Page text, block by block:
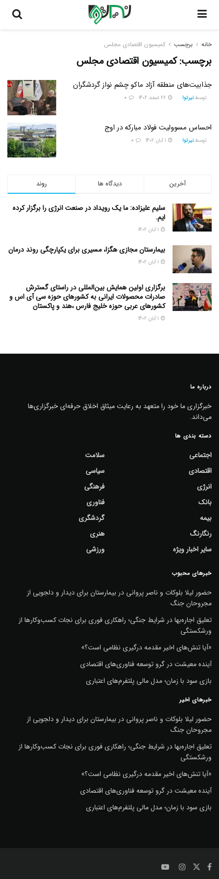
خانه برچسب کمیسیون اقتصادی مجلس
برچسب:کمیسیون اقتصادی مجلس
جذابیت‌های منطقه آزاد ماکو چشم نواز گردشگران
توسط نیرتوا
احساس مسوولیت فولاد مبارکه در اوج
توسط نیرتوا
روند دیدگاه ها آخرین
سلیم علیزاده: ما یک رویداد در صنعت انرژی را برگزار کرده
ایم.
بیمارستان مجازی هگزا، مسیری برای یکپارچگی روند درمان
برگزاری اولین همایش بین‌المللی در راستای گسترش
صادرات محصولات ایرانی به کشورهای حوزه سی آی اس و
کشورهای عربی حوزه خلیج فارس ،هند و پاکستان
درباره ما
خبرگزاری ما خود را متعهد به رعایت میثاق اخلاق حرفه‌ای خبرگزاری‌ها
می‌داند.
دسته بندی ها
اجتماعی
اقتصادی
انرژی
بانک
بیمه
رنگارنگ
سایر اخبار ویژه
سلامت
سیاسی
فرهنگی
فناوری
گردشگری
هنری
ورزشی
خبرهای محبوب
حضور لیلا بلوکات و ناصر پروانی در بیمارستان برای دیدار و دلجویی از
مجروحان جنگ
تعلیق اجاره‌بها در شرایط جنگی؛ راهکاری فوری برای نجات کسب‌وکارها از
ورشکستگی
«آیا تنش‌های اخیر مقدمه درگیری نظامی است؟»
آینده معیشت در گرو توسعه فناوری‌های اقتصادی
بازی سود با زمان؛ مدل مالی پلتفرم‌های اعتباری
خبرهای اخیر
حضور لیلا بلوکات و ناصر پروانی در بیمارستان برای دیدار و دلجویی از
مجروحان جنگ
تعلیق اجاره‌بها در شرایط جنگی؛ راهکاری فوری برای نجات کسب‌وکارها از
ورشکستگی
«آیا تنش‌های اخیر مقدمه درگیری نظامی است؟»
آینده معیشت در گرو توسعه فناوری‌های اقتصادی
بازی سود با زمان؛ مدل مالی پلتفرم‌های اعتباری